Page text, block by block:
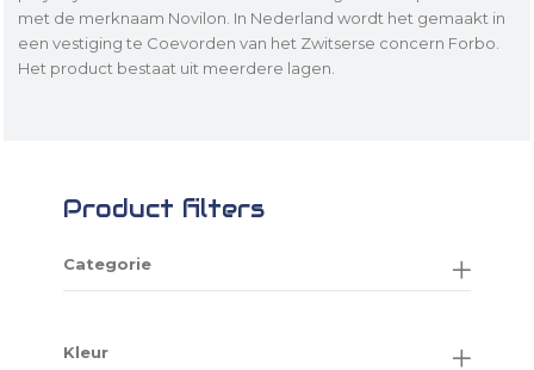
met de merknaam Novilon. In Nederland wordt het gemaakt in
een vestiging te Coevorden van het Zwitserse concern Forbo.
Het product bestaat uit meerdere lagen.
Product filters
Categorie
Kleur